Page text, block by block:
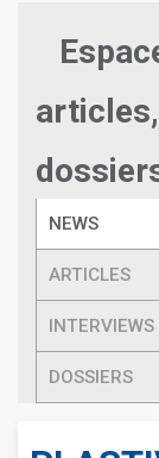
NEWS
ARTICLES
INTERVIEWS
DOSSIERS